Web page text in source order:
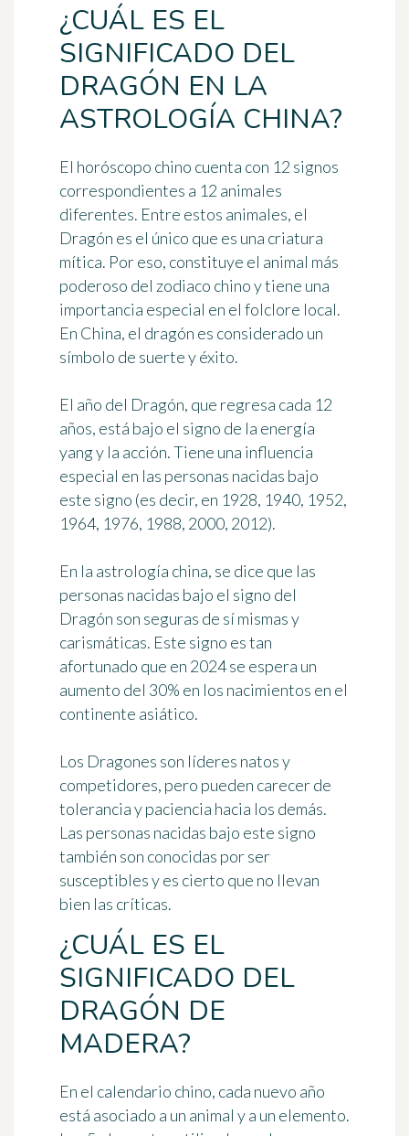
¿CUÁL ES EL
SIGNIFICADO DEL
DRAGÓN EN LA
ASTROLOGÍA CHINA?
El horóscopo chino cuenta con 12 signos
correspondientes a 12 animales
diferentes. Entre estos animales, el
Dragón es el único que es una criatura
mítica. Por eso, constituye el animal más
poderoso del zodiaco chinoy tiene una
importancia especial en el folclore local.
En China, el dragón es considerado un
símbolo de suerte y éxito.
El año del Dragón, que regresa cada 12
años, está bajo el signo de la energía
yang y la acción. Tiene una influencia
especial en las personas nacidas bajo
este signo (es decir, en 1928, 1940, 1952,
1964, 1976, 1988, 2000, 2012).
En la astrología china, se dice que las
personas nacidas bajo el signo del
Dragón son seguras de sí mismas y
carismáticas. Este signo es tan
afortunado que en 2024 se espera un
aumento del 30% en los nacimientos en el
continente asiático.
Los Dragones son líderes natos y
competidores, pero pueden carecer de
tolerancia y paciencia hacia los demás.
Las personas nacidas bajo este signo
también son conocidas por ser
susceptibles y es cierto que no llevan
bien las críticas.
¿CUÁL ES EL
SIGNIFICADO DEL
DRAGÓN DE
MADERA?
En el calendario chino, cada nuevo año
está asociado a un animal y a un elemento.